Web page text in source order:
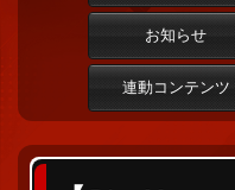
お知らせ
連動コンテンツ